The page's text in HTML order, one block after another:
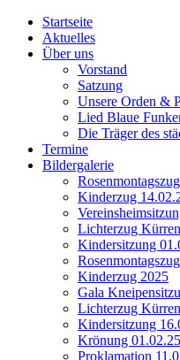
Startseite
Aktuelles
Über uns
Vorstand
Satzung
Unsere Orden &
Lied Blaue
Die Träger des
Termine
Bildergalerie
Kinderzug
Lichterzug
Kindersitzung
Kinderzug 2025
Gala
Lichterzug
Kindersitzung
Krönung
Proklamation